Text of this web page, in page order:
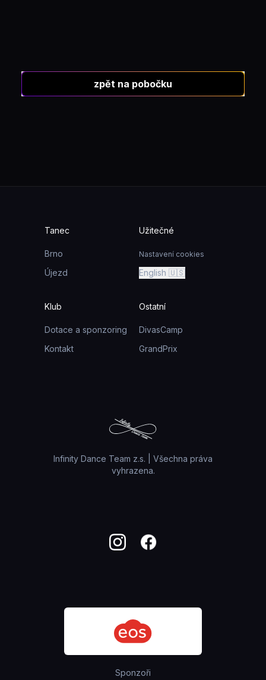
zpět na pobočku
Tanec
Brno
Újezd
Užitečné
Nastavení cookies
English 🇺🇸
Klub
Dotace a sponzoring
Kontakt
Ostatní
DivasCamp
GrandPrix
Infinity Dance Team z.s. | Všechna práva
vyhrazena.
Sponzoři